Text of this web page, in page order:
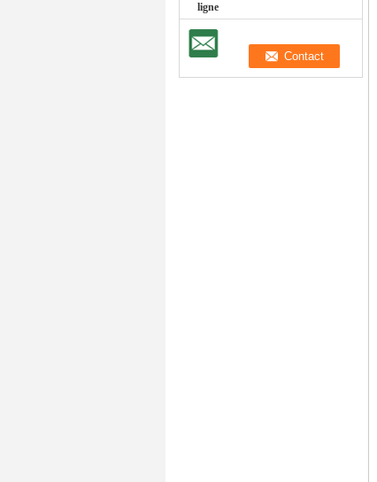
ligne